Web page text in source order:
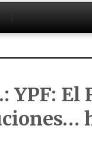
YPF: El